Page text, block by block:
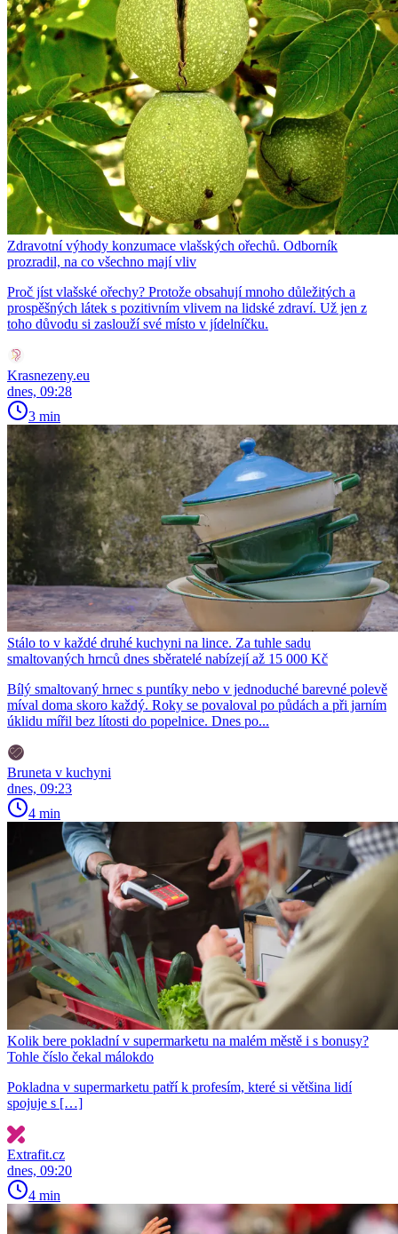
Zdravotní výhody konzumace vlašských ořechů. Odborník
prozradil, na co všechno mají vliv
Proč jíst vlašské ořechy? Protože obsahují mnoho důležitých a
prospěšných látek s pozitivním vlivem na lidské zdraví. Už jen z
toho důvodu si zaslouží své místo v jídelníčku.
Krasnezeny.eu
dnes, 09:28
3 min
Stálo to v každé druhé kuchyni na lince. Za tuhle sadu
smaltovaných hrnců dnes sběratelé nabízejí až 15 000 Kč
Bílý smaltovaný hrnec s puntíky nebo v jednoduché barevné polevě
míval doma skoro každý. Roky se povaloval po půdách a při jarním
úklidu mířil bez lítosti do popelnice. Dnes po...
Bruneta v kuchyni
dnes, 09:23
4 min
Kolik bere pokladní v supermarketu na malém městě i s bonusy?
Tohle číslo čekal málokdo
Pokladna v supermarketu patří k profesím, které si většina lidí
spojuje s […]
Extrafit.cz
dnes, 09:20
4 min